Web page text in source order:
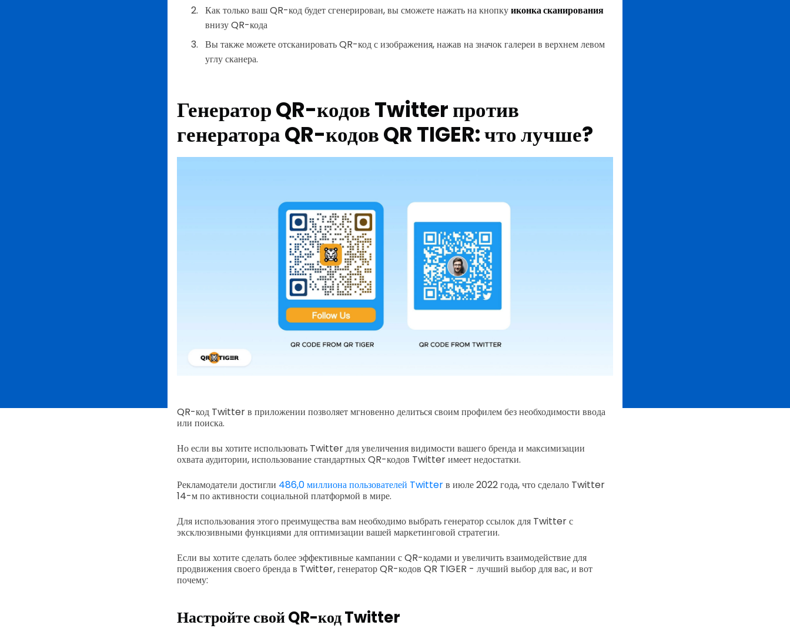
Как только ваш QR-код будет сгенерирован, вы сможете нажать на кнопкуиконка сканирования
внизу QR-кода
Вы также можете отсканировать QR-код с изображения, нажав на значок галереи в верхнем левом
углу сканера.
Генератор QR-кодов Twitter против
генератора QR-кодов QR TIGER: что лучше?
QR-код Twitter в приложении позволяет мгновенно делиться своим профилем без необходимости ввода
или поиска.
Но если вы хотите использовать Twitter для увеличения видимости вашего бренда и максимизации
охвата аудитории, использование стандартных QR-кодов Twitter имеет недостатки.
Рекламодатели достигли 486,0 миллиона пользователей Twitterв июле 2022 года, что сделало Twitter
14-м по активности социальной платформой в мире.
Для использования этого преимущества вам необходимо выбрать генератор ссылок для Twitter с
эксклюзивными функциями для оптимизации вашей маркетинговой стратегии.
Если вы хотите сделать более эффективные кампании с QR-кодами и увеличить взаимодействие для
продвижения своего бренда в Twitter, генератор QR-кодов QR TIGER - лучший выбор для вас, и вот
почему:
Настройте свой QR-код Twitter